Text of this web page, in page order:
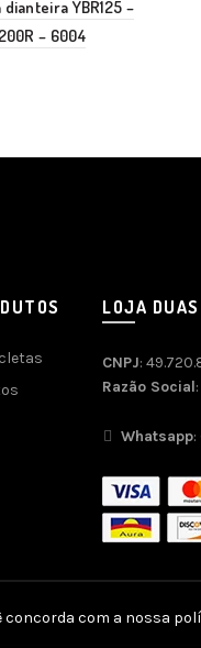
YBR125 –
– 6004
LOJA
CNPJ:
Razão Social
Whatsapp
concorda com a nossa